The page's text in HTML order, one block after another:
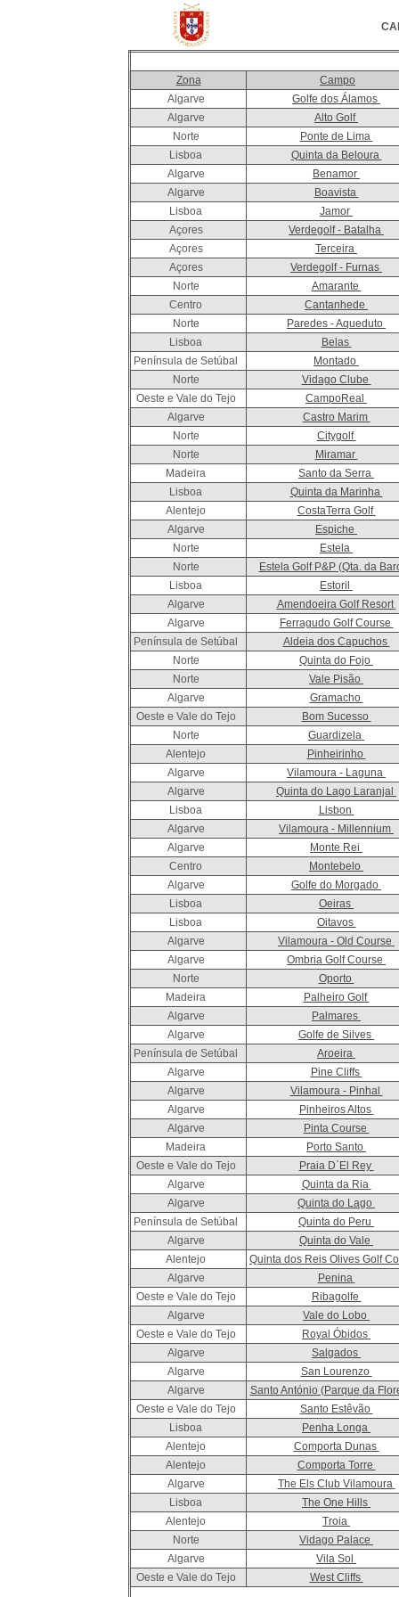
Zona
Campo
Algarve
Golfe dos Álamos
Algarve
Alto Golf
Norte
Ponte de Lima
Lisboa
Quinta da Beloura
Algarve
Benamor
Algarve
Boavista
Lisboa
Jamor
Açores
Verdegolf - Batalha
Açores
Terceira
Açores
Verdegolf - Furnas
Norte
Amarante
Centro
Cantanhede
Norte
Paredes - Aqueduto
Lisboa
Belas
Península de Setúbal
Montado
Norte
Vidago Clube
Oeste e Vale do Tejo
CampoReal
Algarve
Castro Marim
Norte
Citygolf
Norte
Miramar
Madeira
Santo da Serra
Lisboa
Quinta da Marinha
Alentejo
CostaTerra Golf
Algarve
Espiche
Norte
Estela
Norte
Estela Golf P&P (Qta. da
Lisboa
Estoril
Algarve
Amendoeira Golf Resort
Algarve
Ferragudo Golf Course
Península de Setúbal
Aldeia dos Capuchos
Norte
Quinta do Fojo
Norte
Vale Pisão
Algarve
Gramacho
Oeste e Vale do Tejo
Bom Sucesso
Norte
Guardizela
Alentejo
Pinheirinho
Algarve
Vilamoura - Laguna
Algarve
Quinta do Lago Laranjal
Lisboa
Lisbon
Algarve
Vilamoura - Millennium
Algarve
Monte Rei
Centro
Montebelo
Algarve
Golfe do Morgado
Lisboa
Oeiras
Lisboa
Oitavos
Algarve
Vilamoura - Old Course
Algarve
Ombria Golf Course
Norte
Oporto
Madeira
Palheiro Golf
Algarve
Palmares
Algarve
Golfe de Silves
Península de Setúbal
Aroeira
Algarve
Pine Cliffs
Algarve
Vilamoura - Pinhal
Algarve
Pinheiros Altos
Algarve
Pinta Course
Madeira
Porto Santo
Oeste e Vale do Tejo
Praia D`El Rey
Algarve
Quinta da Ria
Algarve
Quinta do Lago
Península de Setúbal
Quinta do Peru
Algarve
Quinta do Vale
Alentejo
Quinta dos Reis Olives Golf
Algarve
Penina
Oeste e Vale do Tejo
Ribagolfe
Algarve
Vale do Lobo
Oeste e Vale do Tejo
Royal Óbidos
Algarve
Salgados
Algarve
San Lourenzo
Algarve
Santo António (Parque da
Oeste e Vale do Tejo
Santo Estêvão
Lisboa
Penha Longa
Alentejo
Comporta Dunas
Alentejo
Comporta Torre
Algarve
The Els Club Vilamoura
Lisboa
The One Hills
Alentejo
Troia
Norte
Vidago Palace
Algarve
Vila Sol
Oeste e Vale do Tejo
West Cliffs